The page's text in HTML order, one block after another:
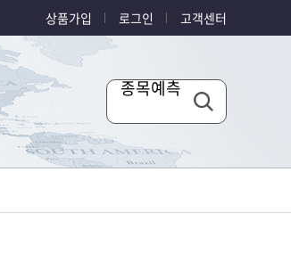
상품가입 로그인 고객센터
종목예측